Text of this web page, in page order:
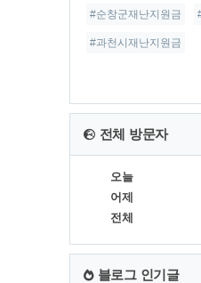
#순창군재난지원금
#과천시재난지원금
전체 방문자
오늘
어제
전체
블로그 인기글